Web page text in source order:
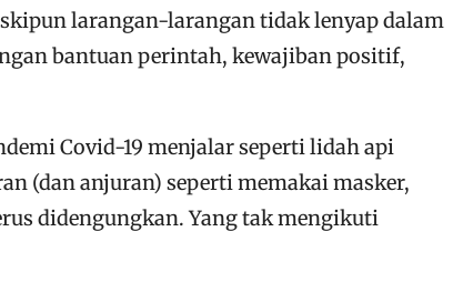
larangan-larangan tidak lenyap dalam
bantuan perintah, kewajiban positif,
Covid-19 menjalar seperti lidah api
(dan anjuran) seperti memakai masker,
didengungkan. Yang tak mengikuti